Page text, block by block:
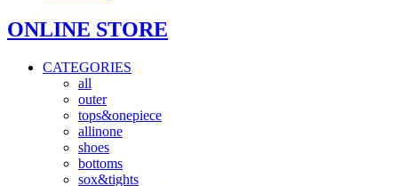
ONLINE STORE
CATEGORIES
all
outer
tops&onepiece
allinone
shoes
bottoms
sox&tights